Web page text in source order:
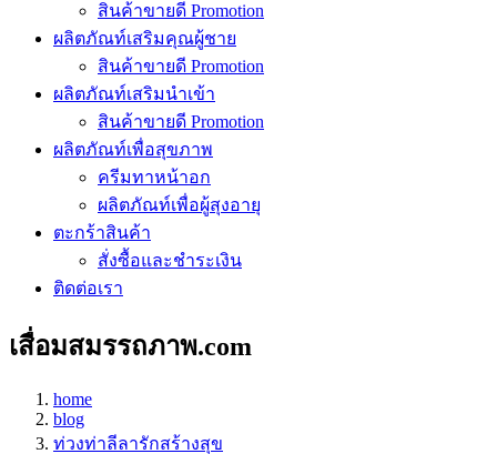
สินค้าขายดี Promotion
ผลิตภัณท์เสริมคุณผู้ชาย
สินค้าขายดี Promotion
ผลิตภัณท์เสริมนำเข้า
สินค้าขายดี Promotion
ผลิตภัณท์เพื่อสุขภาพ
ครีมทาหน้าอก
ผลิตภัณท์เพื่อผู้สุงอายุ
ตะกร้าสินค้า
สั่งซื้อและชำระเงิน
ติดต่อเรา
เสื่อมสมรรถภาพ.com
home
blog
ท่วงท่าลีลารักสร้างสุข